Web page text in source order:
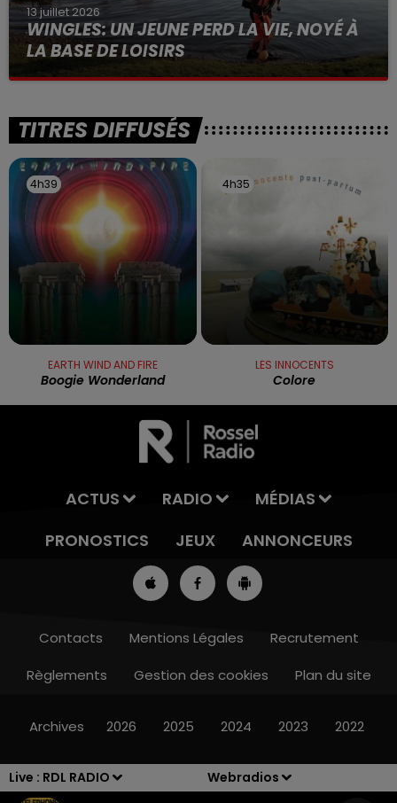
Live : RDL RADIO Webradios
13h00 - 16h00
13 juillet 2026
WINGLES: UN JEUNE PERD LA VIE, NOYÉ À
LA BASE DE LOISIRS
La victime a coulé à pic
TITRES DIFFUSÉS
4h39
4h39
EARTH WIND AND FIRE
Boogie Wonderland
4h35
4h35
LES INNOCENTS
Colore
ACTUS RADIO
MÉDIAS
PRONOSTICS
JEUX ANNONCEURS
Contacts Mentions Légales
Recrutement
Règlements
Gestion des cookies Plan du site
Archives 2026 2025 2024 2023 2022